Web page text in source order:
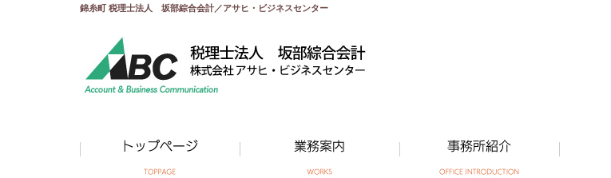
錦糸町 税理士法人 坂部綜合会計／アサヒ・ビジネスセンター